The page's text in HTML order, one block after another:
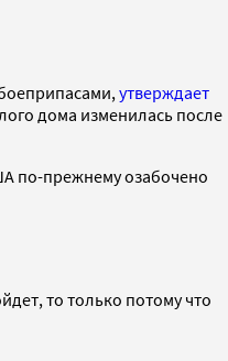
утверждает
дома изменилась после
по-прежнему озабочено
то только потому что